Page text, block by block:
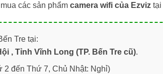
các sản phẩm camera wifi của Ezviztại
Tre tại:
, Tỉnh Vĩnh Long (TP. Bến Tre cũ).
đến Thứ 7, Chủ Nhật: Nghỉ)